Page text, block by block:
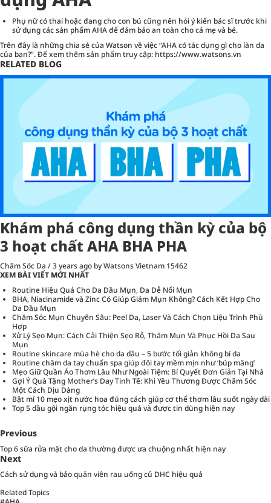
Phụ nữ có thai hoặc đang cho con bú cũng nên hỏi ý kiến ​​bác sĩ trước khi
sử dụng các sản phẩm AHA để đảm bảo an toàn cho cả mẹ và bé.
Trên đây là những chia sẻ của Watson về việc “AHA có tác dụng gì cho làn da
của bạn?”. Để xem thêm sản phẩm truy cập: https://www.watsons.vn
RELATED BLOG
Khám phá công dụng thần kỳ của bộ
3 hoạt chất AHA BHA PHA
Chăm Sóc Da /3 years ago by Watsons Vietnam 15462
XEM BÀI VIẾT MỚI NHẤT
Routine Hiệu Quả Cho Da Dầu Mụn, Da Dễ Nổi Mụn
BHA, Niacinamide và Zinc Có Giúp Giảm Mụn Không? Cách Kết Hợp Cho
Da Dầu Mụn
Chăm Sóc Mụn Chuyên Sâu: Peel Da, Laser Và Cách Chọn Liệu Trình Phù
Hợp
Xử Lý Sẹo Mụn: Cách Cải Thiện Sẹo Rỗ, Thâm Mụn Và Phục Hồi Da Sau
Mụn
Routine skincare mùa hè cho da dầu – 5 bước tối giản không bí da
Routine chăm da tay chuẩn spa giúp đôi tay mềm mịn như ‘búp măng’
Mẹo Giữ Quần Áo Thơm Lâu Như Ngoài Tiệm: Bí Quyết Đơn Giản Tại Nhà
Gợi Ý Quà Tặng Mother’s Day Tinh Tế: Khi Yêu Thương Được Chăm Sóc
Một Cách Dịu Dàng
Bật mí 10 mẹo xịt nước hoa đúng cách giúp cơ thể thơm lâu suốt ngày dài
Top 5 dầu gội ngăn rụng tóc hiệu quả và được tin dùng hiện nay
Previous
Top 6 sữa rửa mặt cho da thường được ưa chuộng nhất hiện nay
Next
Cách sử dụng và bảo quản viên rau uống củ DHC hiệu quả
Related Topics